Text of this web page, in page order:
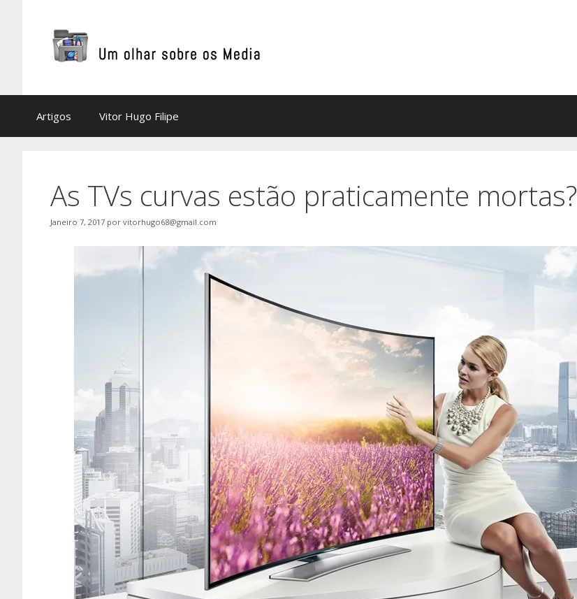
Artigos Vitor Hugo Filipe
As TVs curvas estão praticamente mortas?
Janeiro 7, 2017 por vitorhugo68@gmail.com